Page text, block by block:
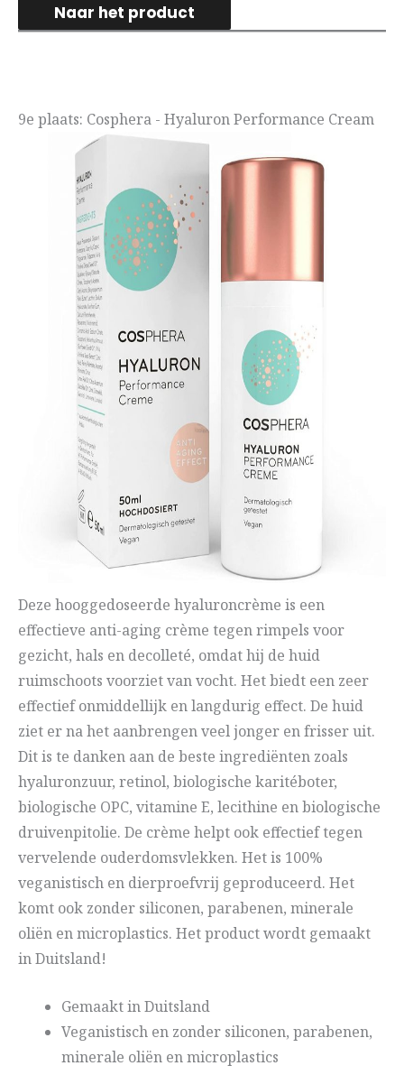
Naar het product
9e plaats: Cosphera - Hyaluron Performance Cream
Deze hooggedoseerde hyaluroncrème is een
effectieve anti-aging crème tegen rimpels voor
gezicht, hals en decolleté, omdat hij de huid
ruimschoots voorziet van vocht. Het biedt een zeer
effectief onmiddellijk en langdurig effect. De huid
ziet er na het aanbrengen veel jonger en frisser uit.
Dit is te danken aan de beste ingrediënten zoals
hyaluronzuur, retinol, biologische karitéboter,
biologische OPC, vitamine E, lecithine en biologische
druivenpitolie. De crème helpt ook effectief tegen
vervelende ouderdomsvlekken. Het is 100%
veganistisch en dierproefvrij geproduceerd. Het
komt ook zonder siliconen, parabenen, minerale
oliën en microplastics. Het product wordt gemaakt
in Duitsland!
Gemaakt in Duitsland
Veganistisch en zonder siliconen, parabenen,
minerale oliën en microplastics